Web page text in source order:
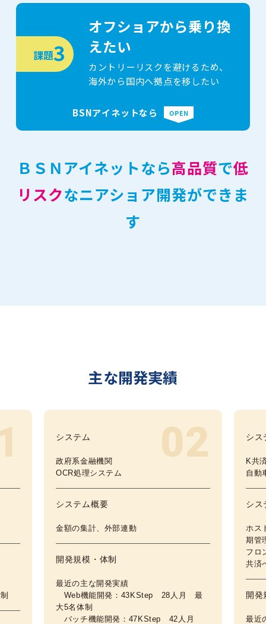
課題3
オフショアから乗り換
えたい
カントリーリスクを避けるため、
海外から国内へ拠点を移したい
ＢＳＮアイネットなら高品質で低
リスクなニアショア開発ができま
す
主な開発実績
02
システム
政府系金融機関
OCR処理システム
システム概要
金額の集計、外部連動
開発規模・ 体制
最近の主な開発実績
Web機能開発：43KStep 28人月 最
大5名体制
バッチ機能開発：47KStep 42人月
シス
K共
自動
シス
ホス
期管
フロ
共済
開発
最近